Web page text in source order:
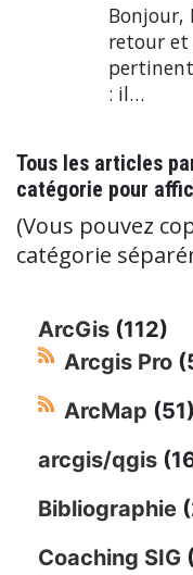
Bonjour,
retour et
: il…
Tous les articles
catégorie pour
(Vous pouvez
catégorie
ArcGis (112)
Arcgis Pro
ArcMap (51)
arcgis/qgis
Bibliographie
Coaching SIG